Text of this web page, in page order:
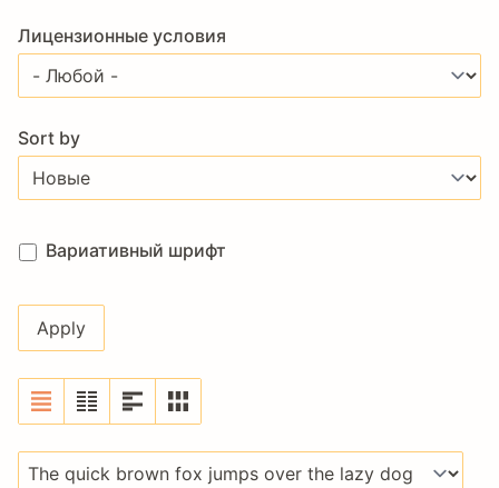
Лицензионные условия
Sort by
Вариативный шрифт